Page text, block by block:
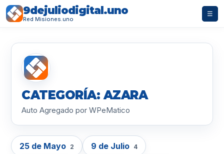
9dejuliodigital.uno
Red Misiones.uno
☰
CATEGORÍA: AZARA
Auto Agregado por WPeMatico
25 de Mayo 2 9 de Julio 4